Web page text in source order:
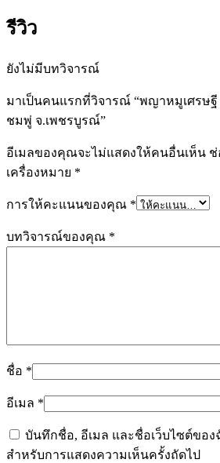
รีวิว
ยังไม่มีบทวิจารณ์
มาเป็นคนแรกที่วิจารณ์ “พญาหมูเศรษ
ชมพู่ จ.เพชรบูรณ์”
อีเมลของคุณจะไม่แสดงให้คนอื่นเห็น ช่
เครื่องหมาย *
การให้คะแนนของคุณ *
บทวิจารณ์ของคุณ *
ชื่อ *
อีเมล *
บันทึกชื่อ, อีเมล และชื่อเว็บไซต์ของ
สำหรับการแสดงความเห็นครั้งถัดไป